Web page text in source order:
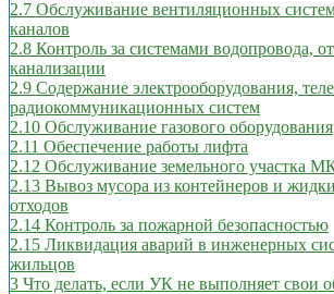
2.7 Обслуживание вентиляционных
каналов
2.8 Контроль за системами водопровода,
канализации
2.9 Содержание электрооборудования,
радиокоммуникационных систем
2.10 Обслуживание газового оборудования
2.11 Обеспечение работы лифта
2.12 Обслуживание земельного участка
2.13 Вывоз мусора из контейнеров и
отходов
2.14 Контроль за пожарной безопасностью
2.15 Ликвидация аварий в инженерных
жильцов
3 Что делать, если УК не выполняет свои